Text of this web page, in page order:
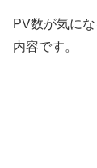
PV数が気に
内容です。